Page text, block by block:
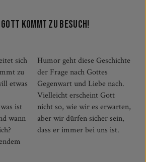
kommt zu Besuch!
sich
zu
etwas
ist
wann
Humor geht diese Geschichte
der Frage nach Gottes
Gegenwart und Liebe nach.
Vielleicht erscheint Gott
nicht so, wie wir es erwarten,
aber wir dürfen sicher sein,
dass er immer bei uns ist.